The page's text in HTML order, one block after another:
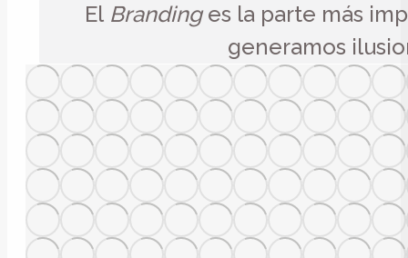
ElBrandinges la parte más
generamos